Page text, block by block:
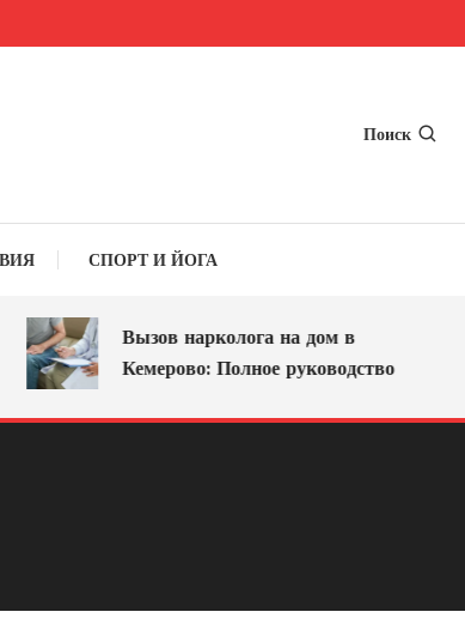
Поиск
СПОРТ И ЙОГА
Вызов нарколога на дом в
Кемерово: Полное руководство